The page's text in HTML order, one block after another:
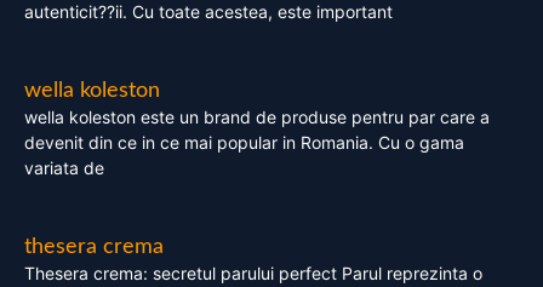
autenticit??ii. Cu toate acestea, este important
wella koleston
wella koleston este un brand de produse pentru par care a
devenit din ce in ce mai popular in Romania. Cu o gama
variata de
thesera crema
Thesera crema: secretul parului perfect Parul reprezinta o